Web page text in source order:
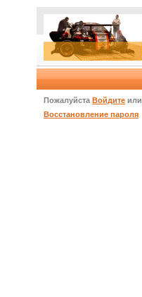
Пожалуйста Войдите или
Восстановление пароля